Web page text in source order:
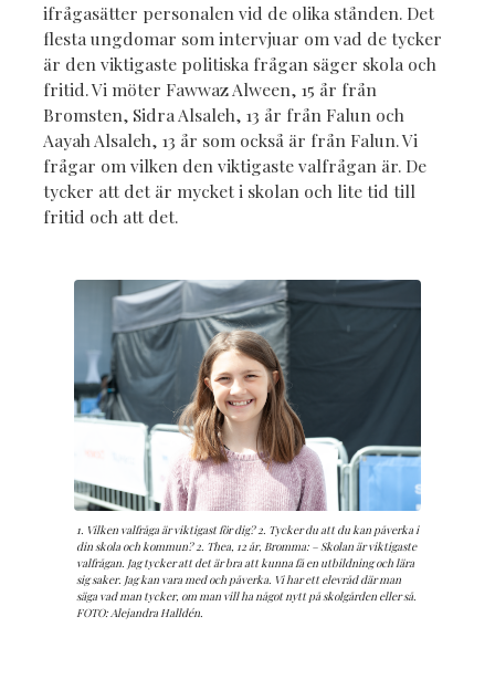
ifrågasätter personalen vid de olika stånden. Det
flesta ungdomar som intervjuar om vad de tycker
är den viktigaste politiska frågan säger skola och
fritid. Vi möter Fawwaz Alween, 15 år från
Bromsten, Sidra Alsaleh, 13 år från Falun och
Aayah Alsaleh, 13 år som också är från Falun. Vi
frågar om vilken den viktigaste valfrågan är. De
tycker att det är mycket i skolan och lite tid till
fritid och att det.
Vilken valfråga är viktigast för dig? Känner du att du kan påverka i din
kommun? Klara, 29 år, Huddinge: – Alla frågor är viktiga, men vet inte
vilken som är viktigast, jag måste läsa in mig mer för att kunna svara.
Barns rättigheter kanske, att de kan ha en bra fritid och så. Charlene
Kamy, 23 år, Hökarängen: – Jag tycker att de som är rika ska betala
mer i skatt. Det är en viktig fråga för mig. Jag tror inte att jag har en röst
1. Vilken valfråga är viktigast för dig? 2. Tycker du att du kan påverka i
din skola och kommun? 2. Thea, 12 år, Bromma: – Skolan är viktigaste
valfrågan. Jag tycker att det är bra att kunna få en utbildning och lära
sig saker. Jag kan vara med och påverka. Vi har ett elevråd där man
säga vad man tycker, om man vill ha något nytt på skolgården eller så.
FOTO: Alejandra Halldén.
1. Vilken valfråga är viktigast för dig? 2. Känner du att du kan påverka i
din kommun? Ella Elofsson, 15 år, Bromma: – Just nu tycker jag vård
och äldreomsorg, är viktigaste valfrågan. Jag tycker verkligen att jag
kan påverka i min kommun. Jag är med i SSU och jag får verkligen säga
vad jag tycker där och alla accepterar min åsikt. Ali Mohammed, 24,
Akalla: - Vård, omsorg och utbildning är de viktigaste valfrågorna för